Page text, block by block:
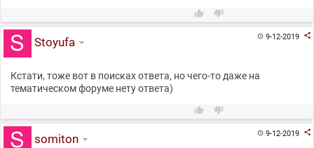
 
9-12-2019 
Stoyufa
Кстати, тоже вот в поисках ответа, но чего-то даже на
тематическом форуме нету ответа)
 
9-12-2019 
somiton